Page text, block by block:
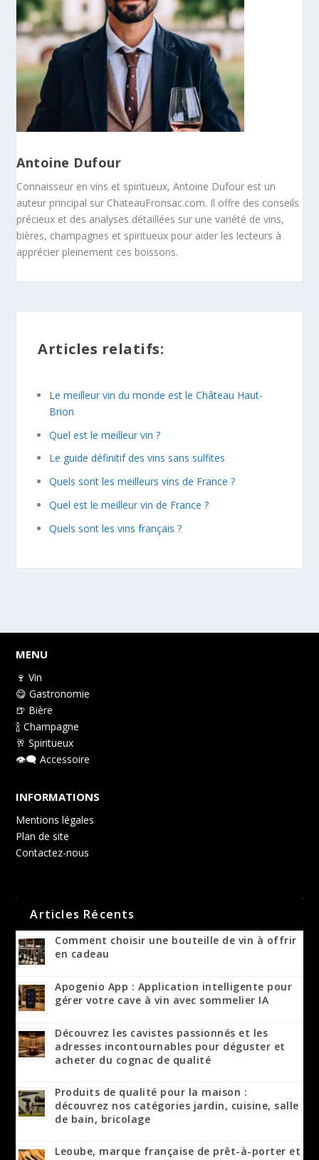
Antoine Dufour
Connaisseur en vins et spiritueux, Antoine Dufour est un
auteur principal sur ChateauFronsac.com. Il offre des conseils
précieux et des analyses détaillées sur une variété de vins,
bières, champagnes et spiritueux pour aider les lecteurs à
apprécier pleinement ces boissons.
Articles relatifs:
Le meilleur vin du monde est le Château Haut-
Brion
Quel est le meilleur vin ?
Le guide définitif des vins sans sulfites
Quels sont les meilleurs vins de France ?
Quel est le meilleur vin de France ?
Quels sont les vins français ?
MENU
🍷 Vin
😋 Gastronomie
🍺 Bière
🍾 Champagne
🥂 Spiritueux
👁️‍🗨️ Accessoire
INFORMATIONS
Mentions légales
Plan de site
Contactez-nous
Articles Récents
Comment choisir une bouteille de vin à offrir
en cadeau
Apogenio App : Application intelligente pour
gérer votre cave à vin avec sommelier IA
Découvrez les cavistes passionnés et les
adresses incontournables pour déguster et
acheter du cognac de qualité
Produits de qualité pour la maison :
découvrez nos catégories jardin, cuisine, salle
de bain, bricolage
Leoube, marque française de prêt-à-porter et